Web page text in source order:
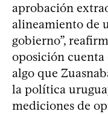
aprobación
alineamiento de
gobierno”,
oposición cuenta
algo que
la política
mediciones de